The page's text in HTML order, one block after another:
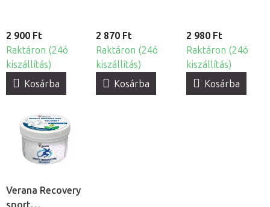
2 900 Ft
Raktáron (24ó
kiszállítás)
Kosárba
2 870 Ft
Raktáron (24ó
kiszállítás)
Kosárba
2 980 Ft
Raktáron (24ó
kiszállítás)
Kosárba
Verana Recovery